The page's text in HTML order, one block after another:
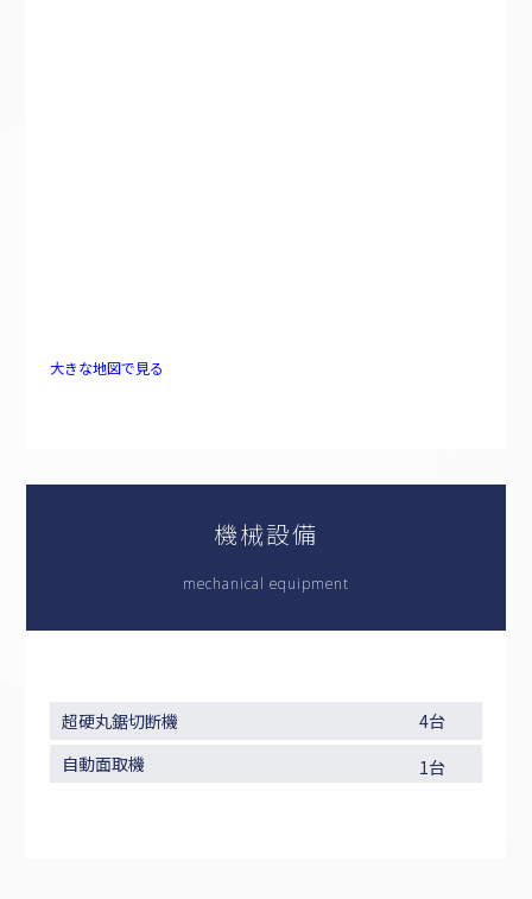
大きな地図で見る
機械設備
mechanical equipment
超硬丸鋸切断機
4台
自動面取機
1台